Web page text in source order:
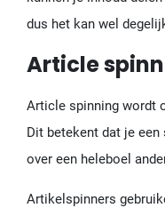
dus het kan wel
Article
Article spinning wordt
Dit betekent dat je
over een heleboel
Artikelspinners